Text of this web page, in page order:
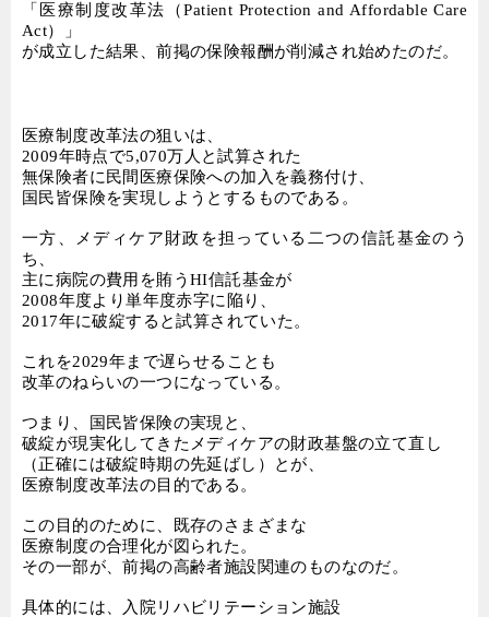
「医療制度改革法（Patient Protection and Affordable Care
Act）」
が成立した結果、前掲の保険報酬が削減され始めたのだ。
医療制度改革法の狙いは、
2009年時点で5,070万人と試算された
無保険者に民間医療保険への加入を義務付け、
国民皆保険を実現しようとするものである。
一方、メディケア財政を担っている二つの信託基金のう
ち、
主に病院の費用を賄う HI信託基金が
2008年度より単年度赤字に陥り、
2017年に破綻すると試算されていた。
これを2029年まで遅らせることも
改革のねらいの一つになっている。
つまり、国民皆保険の実現と、
破綻が現実化してきたメディケアの財政基盤の立て直し
（正確には破綻時期の先延ばし）とが、
医療制度改革法の目的である。
この目的のために、既存のさまざまな
医療制度の合理化が図られた。
その一部が、前掲の高齢者施設関連のものなのだ。
具体的には、入院リハビリテーション施設